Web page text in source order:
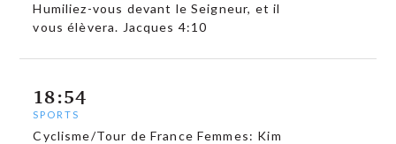
Humiliez-vous devant le Seigneur, et il
vous élèvera. Jacques 4:10
18:54
SPORTS
Cyclisme/Tour de France Femmes: Kim